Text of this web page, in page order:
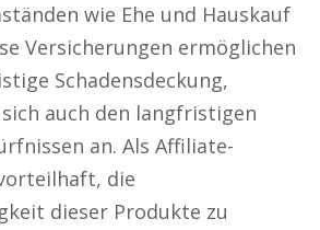
wie Ehe und Hauskauf
Versicherungen ermöglichen
Schadensdeckung,
auch den langfristigen
an. Als Affiliate-
die
dieser Produkte zu